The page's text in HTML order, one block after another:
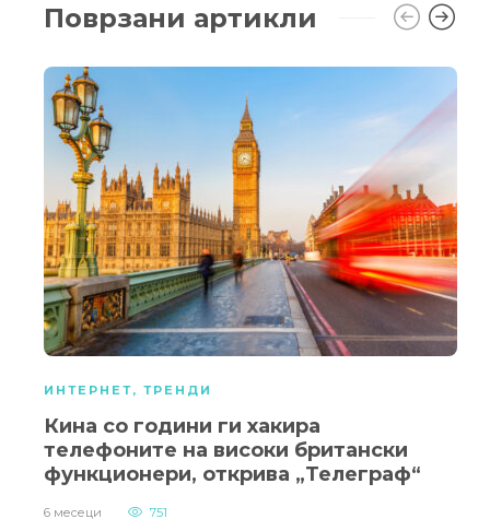
Поврзани артикли
ИНТЕРНЕТ, ТРЕНДИ
Кина со години ги хакира
телефоните на високи британски
функционери, открива „Телеграф“
6 месеци 751